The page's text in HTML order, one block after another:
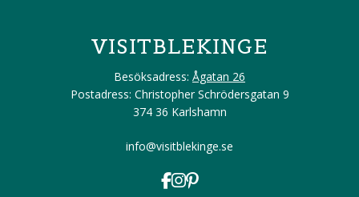
VISITBLEKINGE
Besöksadress: Ågatan 26
Postadress: Christopher Schrödersgatan 9
374 36 Karlshamn
info@visitblekinge.se